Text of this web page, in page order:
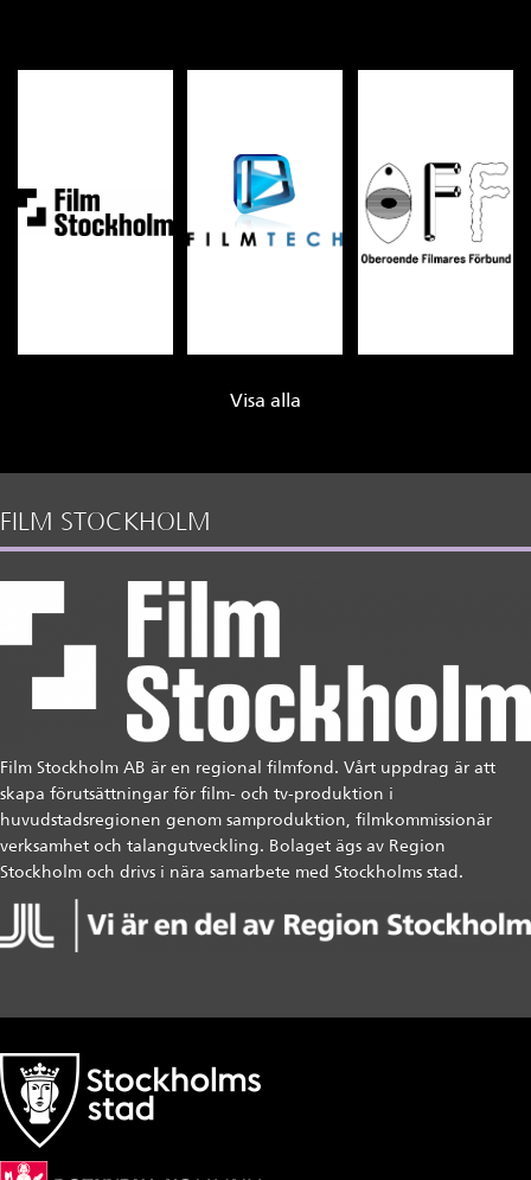
Visa alla
FILM STOCKHOLM
Film Stockholm AB är en regional filmfond. Vårt uppdrag är att
skapa förutsättningar för film- och tv-produktion i
huvudstadsregionen genom samproduktion, filmkommissionär
verksamhet och talangutveckling. Bolaget ägs av Region
Stockholm och drivs i nära samarbete med Stockholms stad.